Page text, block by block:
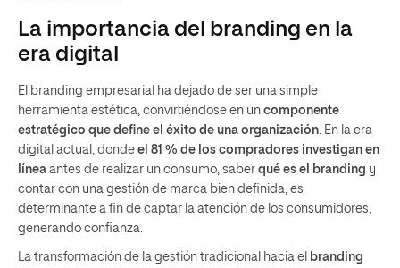
La importancia del branding en la
era digital
El branding empresarial ha dejado de ser una simple
herramienta estética, convirtiéndose en un componente
estratégico que define el éxito de una organización . En la era
digital actual, donde el 81 % de los compradores investigan en
línea antes de realizar un consumo, saber qué es el branding y
contar con una gestión de marca bien definida, es
determinante a fin de captar la atención de los consumidores,
generando confianza.
La transformación de la gestión tradicional hacia el branding